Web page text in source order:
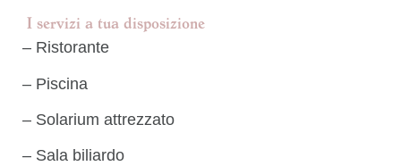
I servizi a tua disposizione
– Ristorante
– Piscina
– Solarium attrezzato
– Sala biliardo